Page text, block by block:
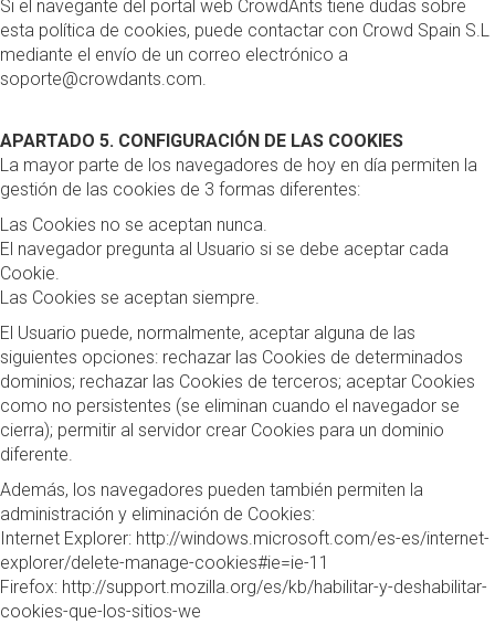
Si el navegante del portal web CrowdAnts tiene dudas sobre
esta política de cookies, puede contactar con Crowd Spain S.L
mediante el envío de un correo electrónico a
soporte@crowdants.com.
APARTADO 5. CONFIGURACIÓN DE LAS COOKIES
La mayor parte de los navegadores de hoy en día permiten la
gestión de las cookies de 3 formas diferentes:
Las Cookies no se aceptan nunca.
El navegador pregunta al Usuario si se debe aceptar cada
Cookie.
Las Cookies se aceptan siempre.
El Usuario puede, normalmente, aceptar alguna de las
siguientes opciones: rechazar las Cookies de determinados
dominios; rechazar las Cookies de terceros; aceptar Cookies
como no persistentes (se eliminan cuando el navegador se
cierra); permitir al servidor crear Cookies para un dominio
diferente.
Además, los navegadores pueden también permiten la
administración y eliminación de Cookies:
Internet Explorer: http://windows.microsoft.com/es-es/internet-
explorer/delete-manage-cookies#ie=ie-11
Firefox: http://support.mozilla.org/es/kb/habilitar-y-deshabilitar-
cookies-que-los-sitios-we